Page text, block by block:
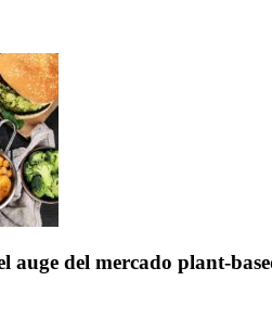
del mercado plant-